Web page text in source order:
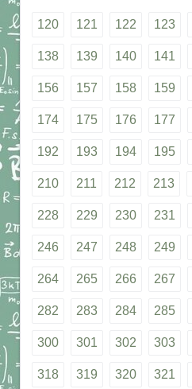
120 121 122 123
138 139 140 141
156 157 158 159
174 175 176 177
192 193 194 195
210 211 212 213
228 229 230 231
246 247 248 249
264 265 266 267
282 283 284 285
300 301 302 303
318 319 320 321